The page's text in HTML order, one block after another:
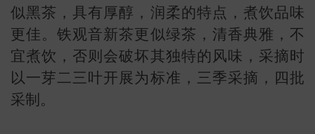
茶 网站
似黑茶，具有厚醇，润柔的特点，煮饮品味
更佳。铁观音新茶更似绿茶，清香典雅，不
宜煮饮，否则会破坏其独特的风味，采摘时
以一芽二三叶开展为标准，三季采摘，四批
采制。